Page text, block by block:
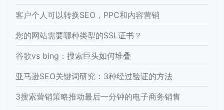
客户个人可以转换SEO，PPC和内容营销
您的网站需要哪种类型的SSL证书？
谷歌vs bing：搜索巨头如何堆叠
亚马逊SEO关键词研究：3种经过验证的方法
3搜索营销策略推动最后一分钟的电子商务销售